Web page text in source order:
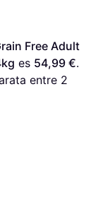
Free Adult
es 54,99 €.
entre 2